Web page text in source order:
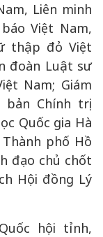
Liên minh
Việt Nam,
thập đỏ Việt
đoàn Luật sư
Nam; Giám
bản Chính trị
Quốc gia Hà
phố Hồ
đạo chủ chốt
Hội đồng Lý
hội tỉnh,